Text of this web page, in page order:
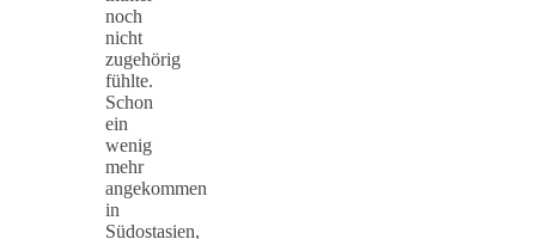
noch
nicht
zugehörig
fühlte.
Schon
ein
wenig
mehr
angekommen
in
Südostasien,